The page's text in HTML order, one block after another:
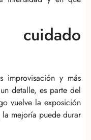
improvisación y más
detalle, es parte del
vuelve la exposición
mejoría puede durar